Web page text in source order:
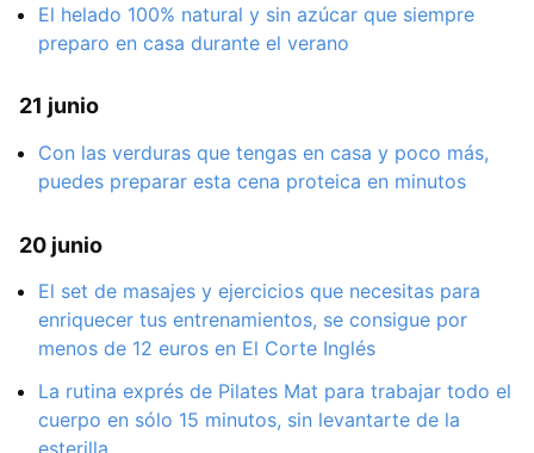
El helado 100% natural y sin azúcar que siempre
preparo en casa durante el verano
21 junio
Con las verduras que tengas en casa y poco más,
puedes preparar esta cena proteica en minutos
20 junio
El set de masajes y ejercicios que necesitas para
enriquecer tus entrenamientos, se consigue por
menos de 12 euros en El Corte Inglés
La rutina exprés de Pilates Mat para trabajar todo el
cuerpo en sólo 15 minutos, sin levantarte de la
esterilla